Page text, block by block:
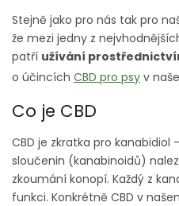
Stejně jako pro nás tak pro
že mezi jedny z
patří užívání
o účincích CBD pro psy v
Co je CBD
CBD je zkratka pro kanabidiol
sloučenin (kanabinoidů)
zkoumání konopí. Každý z
funkci. Konkrétně CBD v